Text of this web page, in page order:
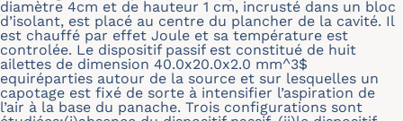
diamètre 4cm et de hauteur 1 cm, incrusté dans un bloc
d’isolant, est placé au centre du plancher de la cavité. Il
est chauffé par effet Joule et sa température est
controlée. Le dispositif passif est constitué de huit
ailettes de dimension 40.0x20.0x2.0 mm^3$
equiréparties autour de la source et sur lesquelles un
capotage est fixé de sorte à intensifier l’aspiration de
l’air à la base du panache. Trois configurations sont